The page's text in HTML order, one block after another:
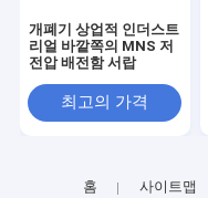
개폐기 상업적 인더스트
리얼 바깥쪽의 MNS 저
전압 배전함 서랍
최고의 가격
홈 사이트맵